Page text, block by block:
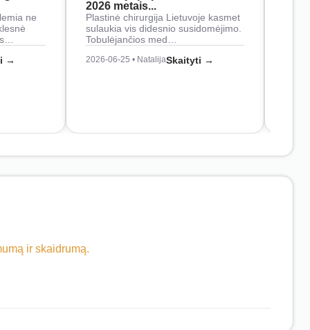
ne
→
2026 metais...
Plastinė chirurgija Lietuvoje kasmet
sulaukia vis didesnio susidomėjimo.
Tobulėjančios med…
2026-06-25 • NatalijaSkaityti →
ir skaidrumą.